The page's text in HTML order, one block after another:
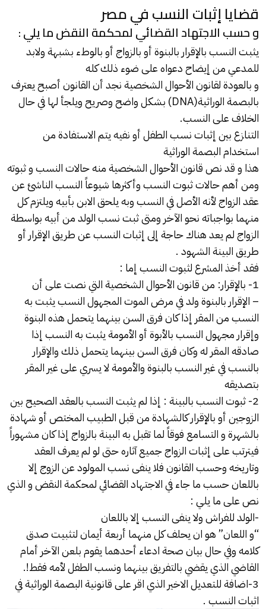
قضايا إثبات النسب في مصر
و حسب الاجتهاد القضائي لمحكمة النقض ما يلي :
يثبت النسب بالإقرار بالبنوة أو بالزواج أو بالوطء بشبهة ولابد
للمدعي من إيضاح دعواه على ضوء ذلك كله
و بالعودة لقانون الأحوال الشخصية نجد أن القانون أصبح يعترف
بالبصمة الوراثية(DNA) بشكل واضح وصريح ويلجأ لها في حال
الخلاف على النسب.
التنازع بين إثبات نسب الطفل أو نفيه يتم الاستفادة من
استخدام البصمة الوراثية
هذا و قد نص قانون الأحوال الشخصية منه حالات النسب و ثبوته
ومن أهم حالات ثبوت النسب وأكثرها شيوعاً النسب الناشئ عن
عقد الزواج لأنه الأصل في النسب وبه يلحق الابن بأبيه ويلتزم كل
منهما بواجباته نحو الآخر ومتى ثبت نسب الولد من أبيه بواسطة
الزواج لم يعد هناك حاجة إلى إثبات النسب عن طريق الإقرار أو
طريق البينة الشهود .
فقد أخذ المشرع لثبوت النسب إما :
1- بالإقرار: من قانون الأحوال الشخصية التي نصت على أن
– الإقرار بالبنوة ولد في مرض الموت المجهول النسب يثبت به
النسب من المقر إذا كان فرق السن بينهما يتحمل هذه البنوة
وإقرار مجهول النسب بالأبوة أو الأمومة يثبت به النسب إذا
صادقه المقر له وكان فرق السن بينهما يتحمل ذلك والإقرار
بالنسب في غير النسب بالبنوة والأمومة لا يسري على غير المقر
بتصديقه
2- ثبوت النسب بالبينة : إذا لم يثبت النسب بالعقد الصحيح بين
الزوجين أو بالإقرار كالشهادة من قبل الطبيب المختص أو شهادة
بالشهرة و التسامع فوقاً لما تقبل به البينة بالزواج إذا كان مشهوراً
فيترتب على إثبات الزواج جميع آثاره حتى لو لم يعرف العقد
وتاريخه وحسب القانون فلا ينفى نسب المولود عن الزوج إلا
باللعان حسب ما جاء في الاجتهاد القضائي لمحكمة النقض و الذي
نص على ما يلي :
-الولد للفراش ولا ينفى النسب إلا باللعان
“و اللعان” هو ان يحلف كل منهما أربعة أيمان لتثبيت صدق
كلامه وفي حال بيان صحة ادعاء أحدهما يقوم بلعن الآخر أمام
القاضي الذي يقضي بالتفريق بينهما ونسب الطفل لأمه فقط!.
3-اضافة للتعديل الاخير الذي اقر على قانونية البصمة الوراثية في
اثبات النسب .